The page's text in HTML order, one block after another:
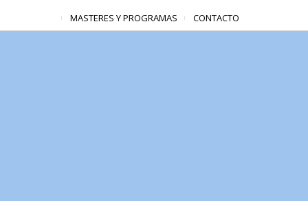
MASTERES Y PROGRAMAS
CONTACTO